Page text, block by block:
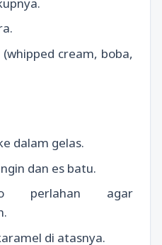
cream, boba,
dalam gelas.
dan es batu.
perlahan agar
di atasnya.